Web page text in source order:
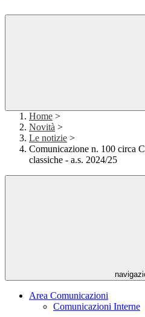
Home >
Novità >
Le notizie >
Comunicazione n. 100 circa
classiche - a.s. 2024/25
Area Comunicazioni
Comunicazioni Interne